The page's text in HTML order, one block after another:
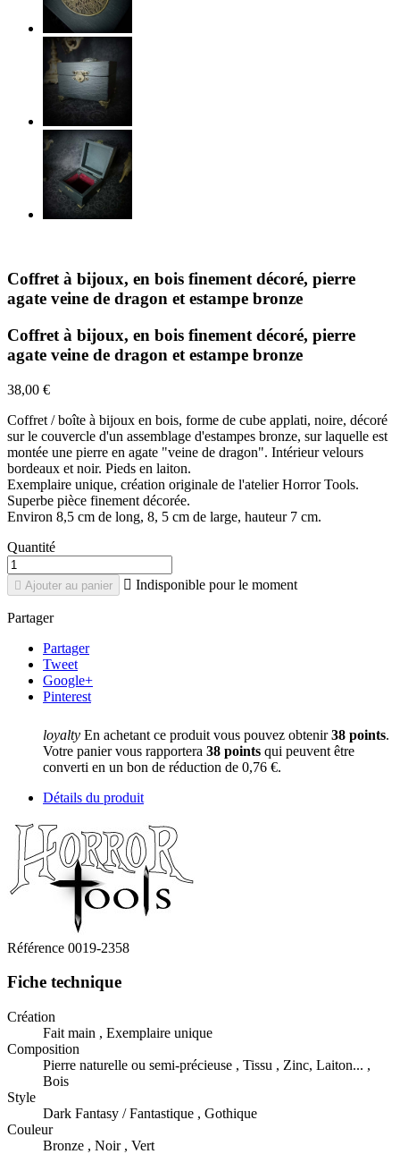
Coffret à bijoux, en bois finement décoré, pierre
agate veine de dragon et estampe bronze
Coffret à bijoux, en bois finement décoré, pierre
agate veine de dragon et estampe bronze
38,00 €
Coffret / boîte à bijoux en bois, forme de cube applati, noire, décoré
sur le couvercle d'un assemblage d'estampes bronze, sur laquelle est
montée une pierre en agate "veine de dragon". Intérieur velours
bordeaux et noir. Pieds en laiton.
Exemplaire unique, création originale de l'atelier Horror Tools.
Superbe pièce finement décorée.
Environ 8,5 cm de long, 8, 5 cm de large, hauteur 7 cm.
Quantité
 Ajouter au panier  Indisponible pour le moment
Partager
Partager
Tweet
Google+
Pinterest
loyalty En achetant ce produit vous pouvez obtenir38 points.
Votre panier vous rapportera 38 points qui peuvent être
converti en un bon de réduction de 0,76 €.
Détails du produit
Référence 0019-2358
Fiche technique
Création
Fait main , Exemplaire unique
Composition
Pierre naturelle ou semi-précieuse , Tissu , Zinc, Laiton... ,
Bois
Style
Dark Fantasy / Fantastique , Gothique
Couleur
Bronze , Noir , Vert